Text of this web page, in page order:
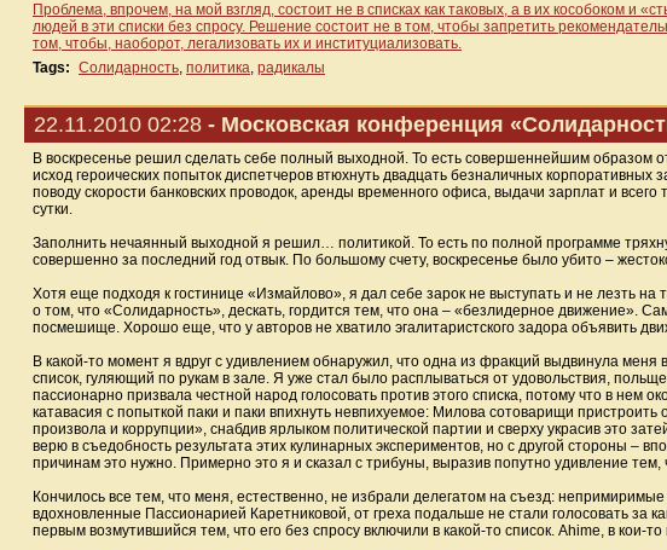
Проблема, впрочем, на мой взгляд, состоит не в списках как таковых, а в их кособоком и
людей в эти списки без спросу. Решение состоит не в том, чтобы запретить
том, чтобы, наоборот, легализовать их и институциализовать.
Tags: Солидарность, политика, радикалы
22.11.2010 02:28 - Московская конференция
В воскресенье решил сделать себе полный выходной. То есть совершеннейшим образом
исход героических попыток диспетчеров втюхнуть двадцать безналичных
поводу скорости банковских проводок, аренды временного офиса, выдачи зарплат и
сутки.
Заполнить нечаянный выходной я решил… политикой. То есть по полной программе
совершенно за последний год отвык. По большому счету, воскресенье было убито –
Хотя еще подходя к гостинице «Измайлово», я дал себе зарок не выступать и не лезть
о том, что «Солидарность», дескать, гордится тем, что она – «безлидерное движение».
посмешище. Хорошо еще, что у авторов не хватило эгалитаристского задора объявить
В какой-то момент я вдруг с удивлением обнаружил, что одна из фракций выдвинула
список, гуляющий по рукам в зале. Я уже стал было расплываться от удовольствия,
пассионарно призвала честной народ голосовать против этого списка, потому что в
катавасия с попыткой паки и паки впихнуть невпихуемое: Милова сотоварищи
произвола и коррупции», снабдив ярлыком политической партии и сверху украсив это
верю в съедобность результата этих кулинарных экспериментов, но с другой стороны –
причинам это нужно. Примерно это я и сказал с трибуны, выразив попутно удивление
Кончилось все тем, что меня, естественно, не избрали делегатом на съезд:
вдохновленные Пассионарией Каретниковой, от греха подальше не стали голосовать за
первым возмутившийся тем, что его без спросу включили в какой-то список. Ahime, в